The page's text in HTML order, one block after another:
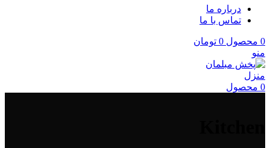
درباره ما
تماس با ما
0 محصول 0 تومان
منو
0 محصول